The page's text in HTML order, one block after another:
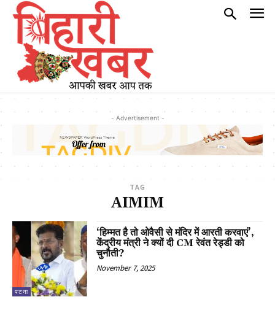
- Advertisement -
TAG
AIMIM
पटना
‘हिम्मत है तो ओवैसी से मंदिर में आरती करवाएं’,
केंद्रीय मंत्री ने क्यों दी CM रेवंत रेड्डी को
चुनौती?
November 7, 2025